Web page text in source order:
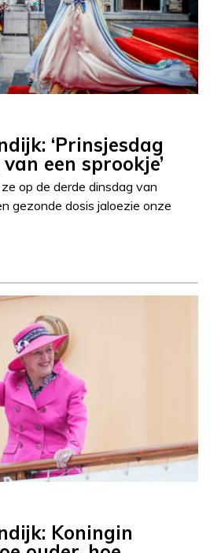
Droogendijk
‘Prinsjesdag
een sprookje’
op de derde dinsdag van
gezonde dosis jaloezie onze
Droogendijk
Koningin